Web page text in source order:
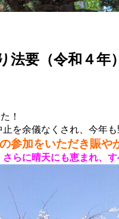
法要（令和４年
！
を余儀なくされ、今年
参加をいただき賑や
らに晴天にも恵まれ、